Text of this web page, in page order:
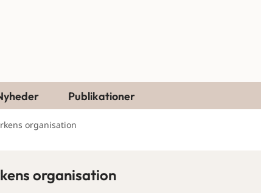
Publikationer
organisation
organisation